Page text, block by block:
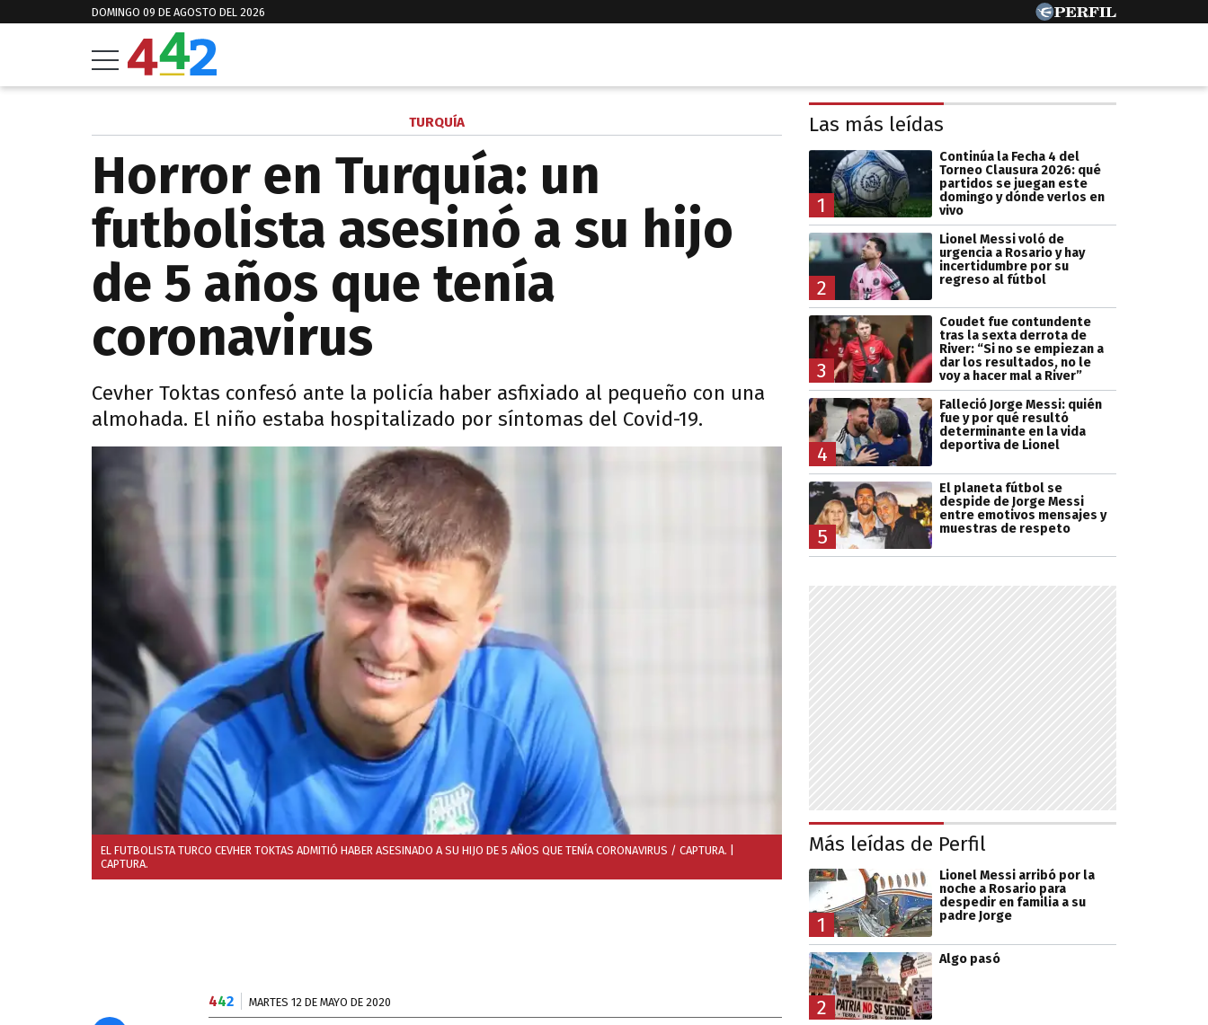
DOMINGO 09 DE AGOSTO DEL 2026
TURQUÍA
Horror en Turquía: un
futbolista asesinó a su hijo
de 5 años que tenía
coronavirus
Cevher Toktas confesó ante la policía haber asfixiado al pequeño con una
almohada. El niño estaba hospitalizado por síntomas del Covid-19.
EL FUTBOLISTA TURCO CEVHER TOKTAS ADMITIÓ HABER ASESINADO A SU HIJO DE 5 AÑOS QUE TENÍA CORONAVIRUS / CAPTURA.
CAPTURA.
442 MARTES 12 DE MAYO DE 2020
Las más leídas
1
Continúa la Fecha 4 del
Torneo Clausura 2026: qué
partidos se juegan este
domingo y dónde verlos en
vivo
2
Lionel Messi voló de
urgencia a Rosario y hay
incertidumbre por su
regreso al fútbol
3
Coudet fue contundente
tras la sexta derrota de
River: “Si no se empiezan a
dar los resultados, no le
voy a hacer mal a River”
4
Falleció Jorge Messi: quién
fue y por qué resultó
determinante en la vida
deportiva de Lionel
5
El planeta fútbol se
despide de Jorge Messi
entre emotivos mensajes y
muestras de respeto
Más leídas de Perfil
1
Lionel Messi arribó por la
noche a Rosario para
despedir en familia a su
padre Jorge
2
Algo pasó